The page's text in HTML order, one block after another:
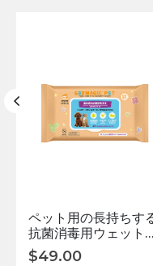
ペット用の長持ちす
抗菌消毒用ウェットテ
ィッシュ
$49.00